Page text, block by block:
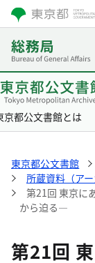
京都公文書館とは
東京都公文書館
所蔵資料（ア
第21回 東京に
から迫る―
第21回